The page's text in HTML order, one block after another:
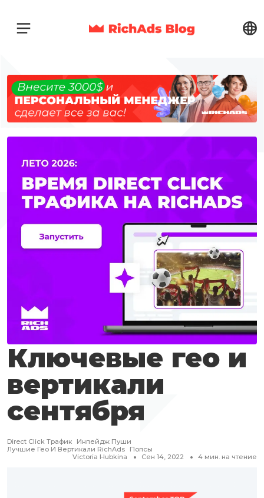
Ключевые гео и
вертикали
сентября
Direct Click Трафик
Инпейдж Пуши
Лучшие Гео И Вертикали RichAds
Попсы
Victoria Hubkina
Сен 14, 2022 4 мин. на чтение